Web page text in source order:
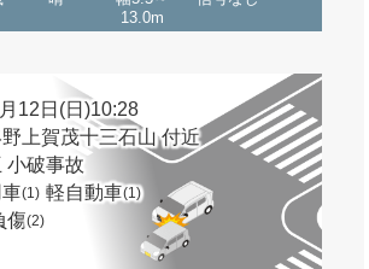
13.0m
12日(日)10:28
上賀茂十三石山 付近
小破事故
(1) 軽自動車(1)
傷(2)